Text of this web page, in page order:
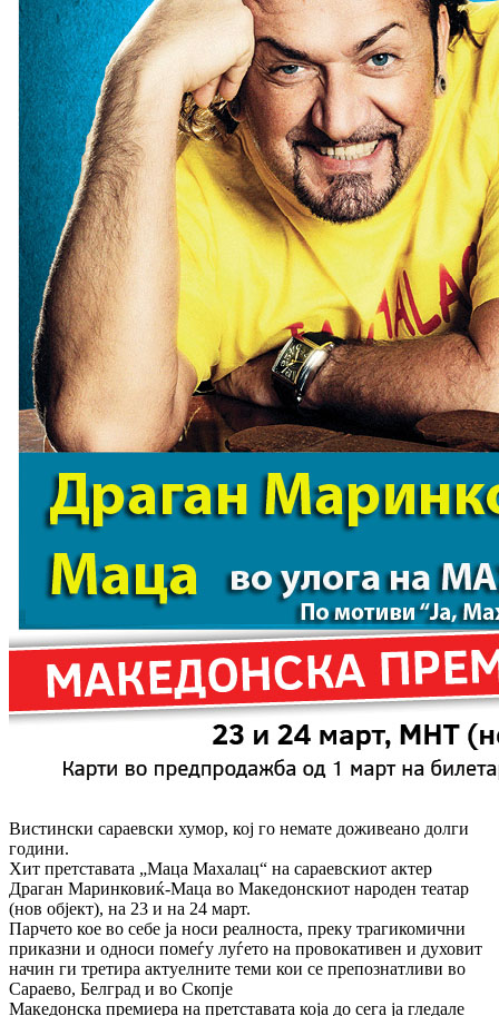
Вистински сараевски хумор, кој го немате доживеано долги
години.
Хит претставата „Маца Махалац“ на сараевскиот актер
Драган Маринковиќ-Маца во Македонскиот народен театар
(нов објект), на 23 и на 24 март.
Парчето кое во себе ја носи реалноста, преку трагикомични
приказни и односи помеѓу луѓето на провокативен и духовит
начин ги третира актуелните теми кои се препознатливи во
Сараево, Белград и во Скопје
Македонска премиера на претставата која до сега ја гледале